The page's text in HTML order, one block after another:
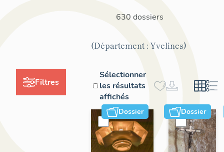
Filtres
630 dossiers
(Département : Yvelines)
Sélectionner
les résultats
affichés
Dossier Dossier